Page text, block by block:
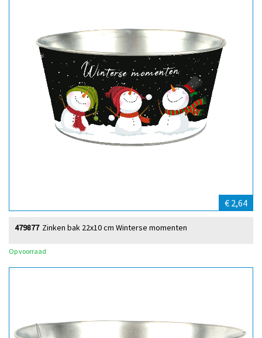
€ 2,64
Zinken bak 22x10 cm Winterse momenten
479877
Op voorraad